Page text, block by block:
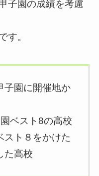
子園の成績を考慮
す。
子園に開催地か
ベスト8の高校
スト８をかけた
た高校